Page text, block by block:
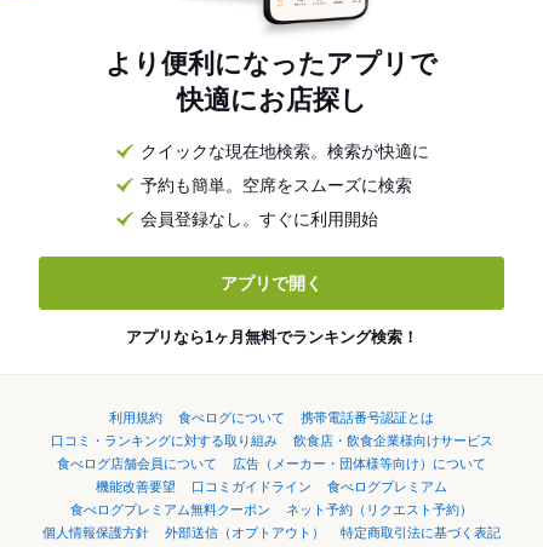
より便利になったアプリで
快適にお店探し
クイックな現在地検索。検索が快適に
予約も簡単。空席をスムーズに検索
会員登録なし。すぐに利用開始
アプリで開く
アプリなら1ヶ月無料でランキング検索！
利用規約 食べログについて
携帯電話番号認証とは
口コミ・ランキングに対する取り組み
飲食店・飲食企業様向けサービス
食べログ店舗会員について
広告（メーカー・団体様等向け）について
機能改善要望
口コミガイドライン
食べログプレミアム
食べログプレミアム無料クーポン
ネット予約（リクエスト予約）
個人情報保護方針
外部送信（オプトアウト）
特定商取引法に基づく表記